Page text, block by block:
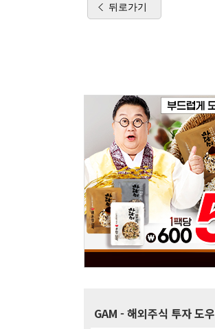
뒤로가기
GAM - 해외주식 투자 도